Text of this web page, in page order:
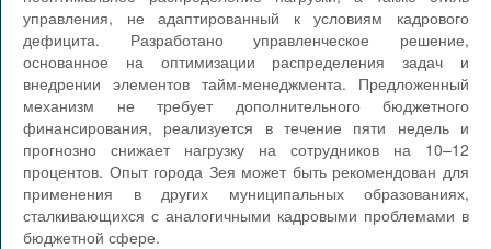
управления, не адаптированный к условиям кадрового
дефицита. Разработано управленческое решение,
основанное на оптимизации распределения задач и
внедрении элементов тайм-менеджмента. Предложенный
механизм не требует дополнительного бюджетного
финансирования, реализуется в течение пяти недель и
прогнозно снижает нагрузку на сотрудников на 10–12
процентов. Опыт города Зея может быть рекомендован для
применения в других муниципальных образованиях,
сталкивающихся с аналогичными кадровыми проблемами в
бюджетной сфере.